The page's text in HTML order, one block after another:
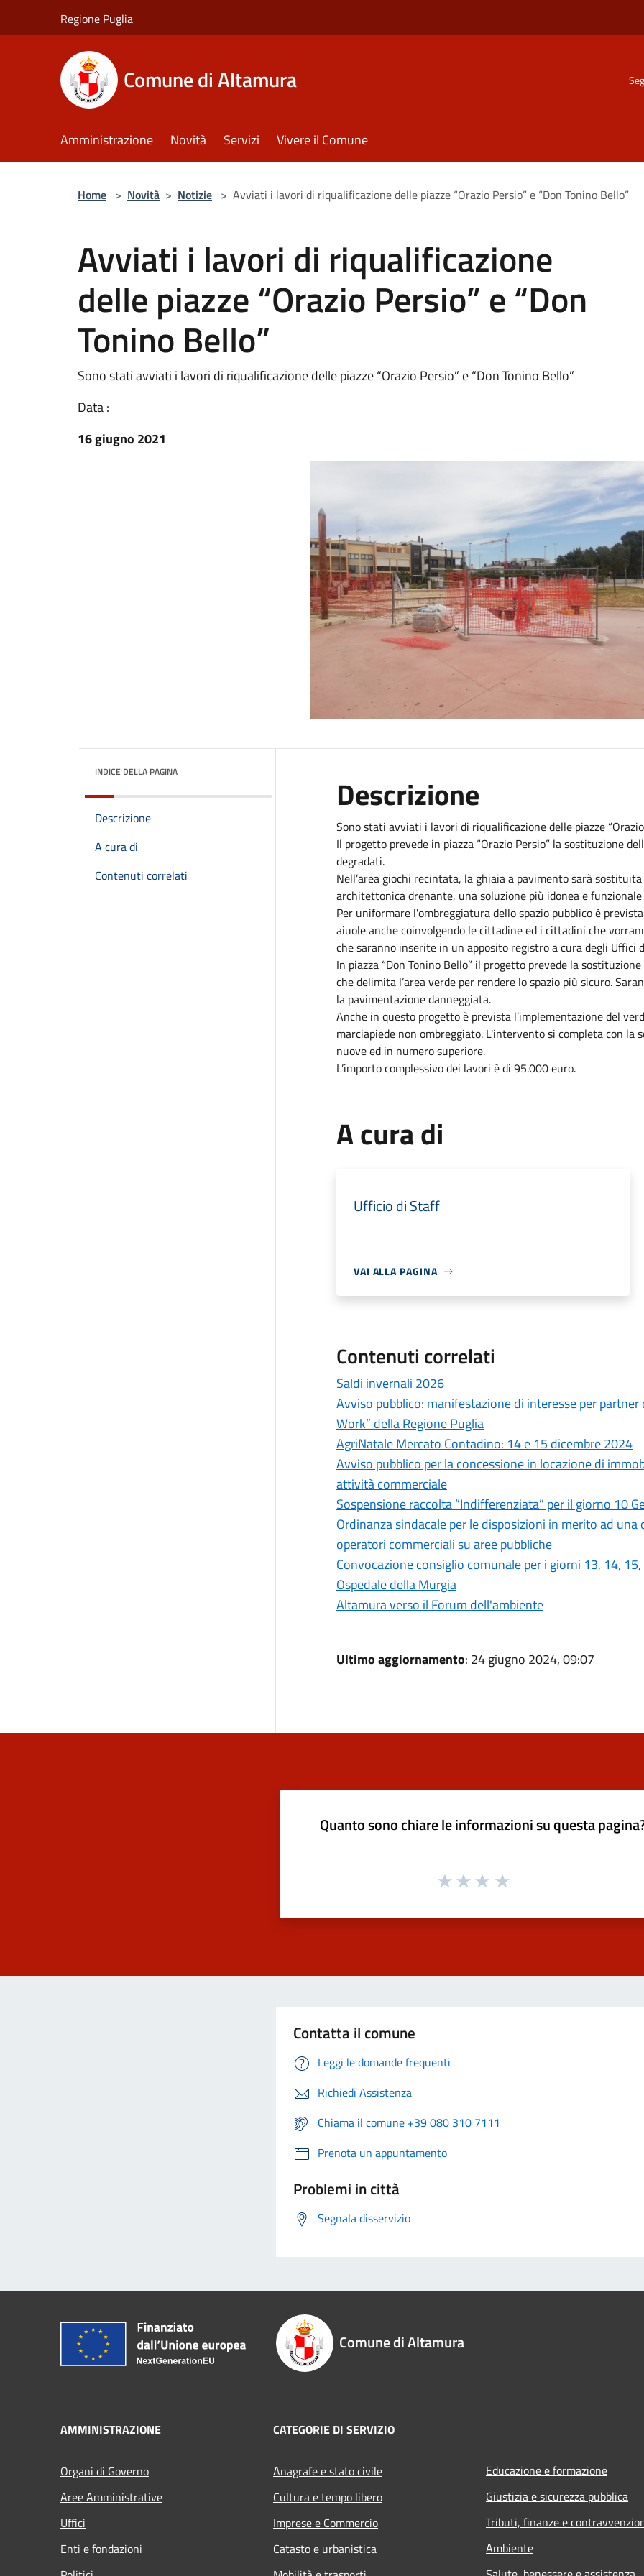
Regione Puglia
Comune di Altamura
Amministrazione Novità Servizi Vivere il Comune
Home > Novità > Notizie > Avviati i lavori di riqualificazione delle piazze “Orazio Persio” e “Don Tonino Bello”
Avviati i lavori di riqualificazione
delle piazze “Orazio Persio” e “Don
Tonino Bello”
Sono stati avviati i lavori di riqualificazione delle piazze “Orazio Persio” e “Don Tonino Bello”
Data :
16 giugno 2021
INDICE DELLA PAGINA
Descrizione
A cura di
Contenuti correlati
Descrizione
Sono stati avviati i lavori di riqualificazione delle piazze “Orazio
Il progetto prevede in piazza “Orazio Persio” la sostituzione
degradati.
Nell’area giochi recintata, la ghiaia a pavimento sarà
architettonica drenante, una soluzione più idonea e
Per uniformare l'ombreggiatura dello spazio pubblico è
aiuole anche coinvolgendo le cittadine ed i cittadini che
che saranno inserite in un apposito registro a cura degli Uffici
In piazza “Don Tonino Bello” il progetto prevede la
che delimita l’area verde per rendere lo spazio più sicuro.
la pavimentazione danneggiata.
Anche in questo progetto è prevista l’implementazione del
marciapiede non ombreggiato. L'intervento si completa con
nuove ed in numero superiore.
L’importo complessivo dei lavori è di 95.000 euro.
A cura di
Ufficio di Staff
VAI ALLA PAGINA
Contenuti correlati
Saldi invernali 2026
Avviso pubblico: manifestazione di interesse per
Work” della Regione Puglia
AgriNatale Mercato Contadino: 14 e 15 dicembre 2024
Avviso pubblico per la concessione in locazione di
attività commerciale
Sospensione raccolta “Indifferenziata” per il giorno 10
Ordinanza sindacale per le disposizioni in merito ad
operatori commerciali su aree pubbliche
Convocazione consiglio comunale per i giorni 13, 14,
Ospedale della Murgia
Altamura verso il Forum dell'ambiente
Ultimo aggiornamento: 24 giugno 2024, 09:07
Quanto sono chiare le informazioni su questa
Contatta il comune
Leggi le domande frequenti
Richiedi Assistenza
Chiama il comune +39 080 310 7111
Prenota un appuntamento
Problemi in città
Segnala disservizio
Comune di Altamura
AMMINISTRAZIONE
Organi di Governo
Aree Amministrative
Uffici
Enti e fondazioni
CATEGORIE DI SERVIZIO
Anagrafe e stato civile
Cultura e tempo libero
Imprese e Commercio
Catasto e urbanistica
Educazione e formazione
Giustizia e sicurezza pubblica
Tributi, finanze e
Ambiente